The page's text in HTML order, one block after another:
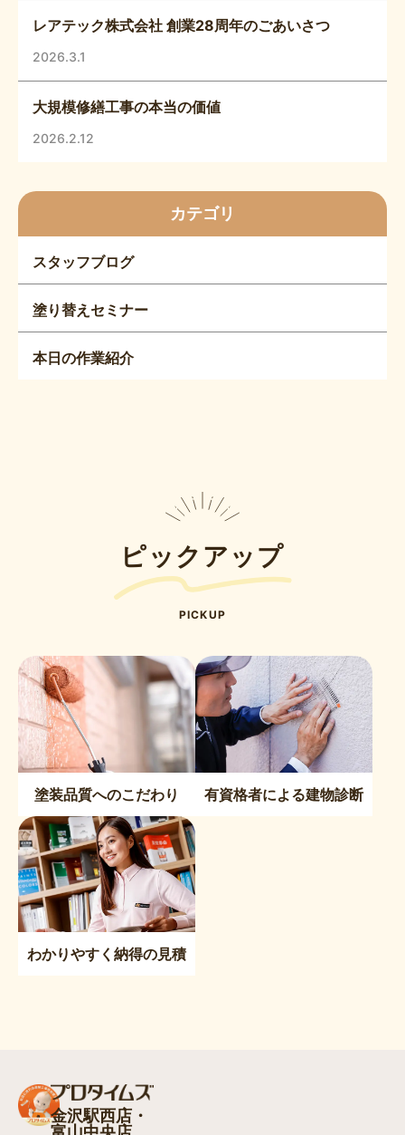
レアテック株式会社 創業28周年のごあいさつ
2026.3.1
大規模修繕工事の本当の価値
2026.2.12
カテゴリ
スタッフブログ
塗り替えセミナー
本日の作業紹介
ピックアップ
PICKUP
塗装品質へのこだわり 有資格者による建物診断
わかりやすく納得の見積
金沢駅西店・